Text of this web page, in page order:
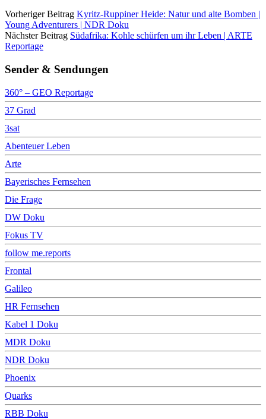
Vorheriger Beitrag Kyritz-Ruppiner Heide: Natur und alte Bomben |
Young Adventurers | NDR Doku
Nächster Beitrag Südafrika: Kohle schürfen um ihr Leben | ARTE
Reportage
Sender & Sendungen
360° – GEO Reportage
37 Grad
3sat
Abenteuer Leben
Arte
Bayerisches Fernsehen
Die Frage
DW Doku
Fokus TV
follow me.reports
Frontal
Galileo
HR Fernsehen
Kabel 1 Doku
MDR Doku
NDR Doku
Phoenix
Quarks
RBB Doku